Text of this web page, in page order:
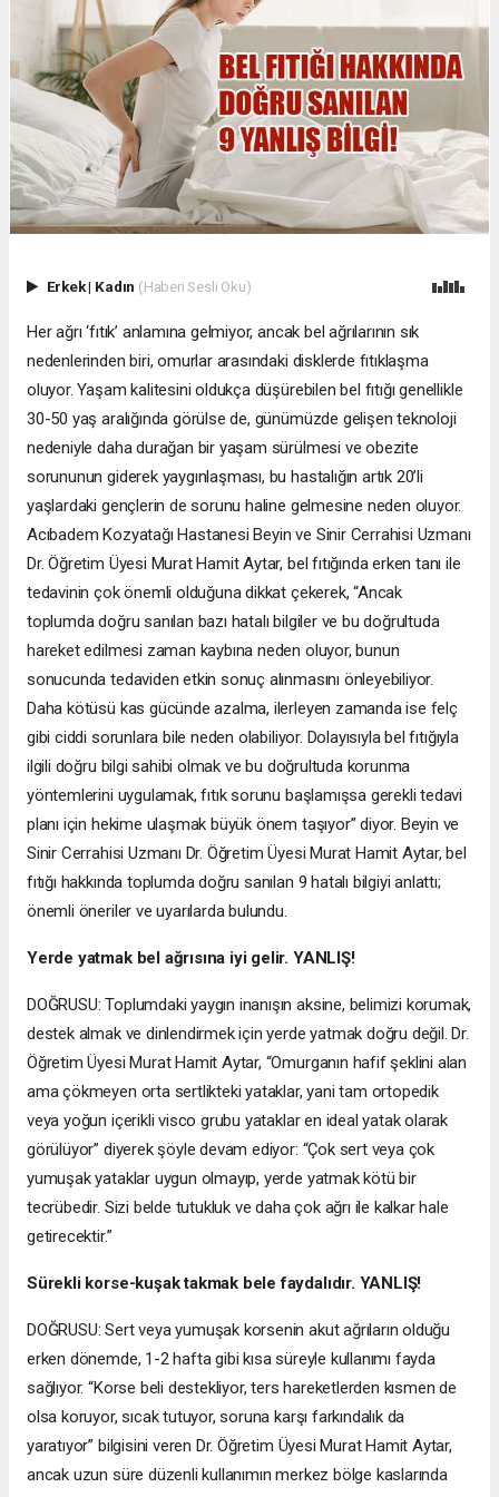
Erkek| Kadın (Haberi Sesli Oku)
Her ağrı ‘fıtık’ anlamına gelmiyor, ancak bel ağrılarının sık
nedenlerinden biri, omurlar arasındaki disklerde fıtıklaşma
oluyor. Yaşam kalitesini oldukça düşürebilen bel fıtığı genellikle
30-50 yaş aralığında görülse de, günümüzde gelişen teknoloji
nedeniyle daha durağan bir yaşam sürülmesi ve obezite
sorununun giderek yaygınlaşması, bu hastalığın artık 20’li
yaşlardaki gençlerin de sorunu haline gelmesine neden oluyor.
Acıbadem Kozyatağı Hastanesi Beyin ve Sinir Cerrahisi Uzmanı
Dr. Öğretim Üyesi Murat Hamit Aytar, bel fıtığında erken tanı ile
tedavinin çok önemli olduğuna dikkat çekerek, “Ancak
toplumda doğru sanılan bazı hatalı bilgiler ve bu doğrultuda
hareket edilmesi zaman kaybına neden oluyor, bunun
sonucunda tedaviden etkin sonuç alınmasını önleyebiliyor.
Daha kötüsü kas gücünde azalma, ilerleyen zamanda ise felç
gibi ciddi sorunlara bile neden olabiliyor. Dolayısıyla bel fıtığıyla
ilgili doğru bilgi sahibi olmak ve bu doğrultuda korunma
yöntemlerini uygulamak, fıtık sorunu başlamışsa gerekli tedavi
planı için hekime ulaşmak büyük önem taşıyor” diyor. Beyin ve
Sinir Cerrahisi Uzmanı Dr. Öğretim Üyesi Murat Hamit Aytar, bel
fıtığı hakkında toplumda doğru sanılan 9 hatalı bilgiyi anlattı;
önemli öneriler ve uyarılarda bulundu.
Yerde yatmak bel ağrısına iyi gelir. YANLIŞ!
DOĞRUSU: Toplumdaki yaygın inanışın aksine, belimizi korumak,
destek almak ve dinlendirmek için yerde yatmak doğru değil. Dr.
Öğretim Üyesi Murat Hamit Aytar, “Omurganın hafif şeklini alan
ama çökmeyen orta sertlikteki yataklar, yani tam ortopedik
veya yoğun içerikli visco grubu yataklar en ideal yatak olarak
görülüyor” diyerek şöyle devam ediyor: “Çok sert veya çok
yumuşak yataklar uygun olmayıp, yerde yatmak kötü bir
tecrübedir. Sizi belde tutukluk ve daha çok ağrı ile kalkar hale
getirecektir.”
Sürekli korse-kuşak takmak bele faydalıdır. YANLIŞ!
DOĞRUSU: Sert veya yumuşak korsenin akut ağrıların olduğu
erken dönemde, 1-2 hafta gibi kısa süreyle kullanımı fayda
sağlıyor. “Korse beli destekliyor, ters hareketlerden kısmen de
olsa koruyor, sıcak tutuyor, soruna karşı farkındalık da
yaratıyor” bilgisini veren Dr. Öğretim Üyesi Murat Hamit Aytar,
ancak uzun süre düzenli kullanımın merkez bölge kaslarında